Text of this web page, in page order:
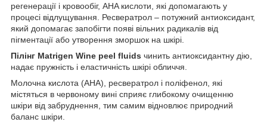
регенерації і кровообіг, AHA кислоти, які допомагають у
процесі відлущування. Ресвератрол – потужний антиоксидант,
який допомагає запобігти появі вільних радикалів від
пігментації або утворення зморшок на шкірі.
Пілінг Matrigen Wine peel fluids чинить антиоксидантну дію,
надає пружність і еластичність шкірі обличчя.
Молочна кислота (AHA), ресвератрол і поліфенол, які
містяться в червоному вині сприяє глибокому очищенню
шкіри від забруднення, тим самим відновлює природний
баланс шкіри.